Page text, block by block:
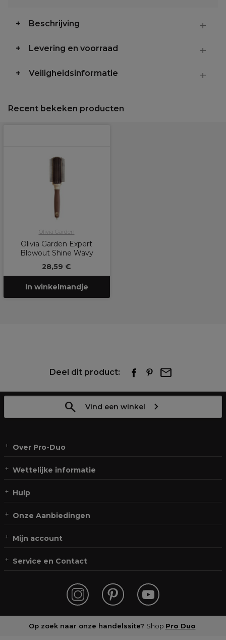
Beschrijving
Levering en voorraad
Veiligheidsinformatie
Recent bekeken producten
Olivia Garden
Olivia Garden Expert
Blowout Shine Wavy
28,59 €
In winkelmandje
Deel dit product:
Vind een winkel
Over Pro-Duo
Wettelijke informatie
Hulp
Onze Aanbiedingen
Mijn account
Service en Contact
Op zoek naar onze handelssite? Shop Pro Duo